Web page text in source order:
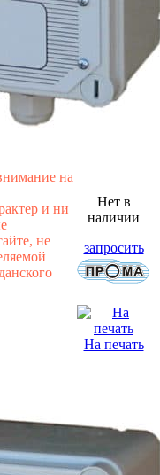
на
и ни
не
Нет в
наличии
запросить
На печать